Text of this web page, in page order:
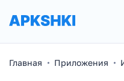
Главная Приложения